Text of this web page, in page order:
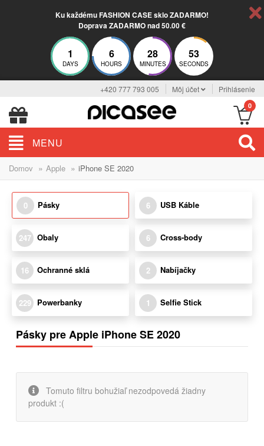
Ku každému FASHION CASE sklo ZADARMO!
Doprava ZADARMO nad 50.00 €
1
DAYS
6
HOURS
28
MINUTES
53
SECONDS
+420 777 793 005 Môj účet Prihlásenie
0
MENU
Domov » Apple » iPhone SE 2020
0 Pásky 6 USB Káble
247 Obaly 6 Cross-body
16 Ochranné sklá 2 Nabíjačky
229 Powerbanky 1 Selfie Stick
Pásky pre Apple iPhone SE 2020
Tomuto filtru bohužiaľ nezodpovedá žiadny
produkt :(